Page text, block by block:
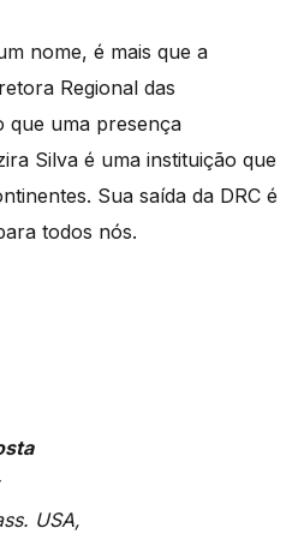
nome, é mais que a
Regional das
que uma presença
Silva é uma instituição que
Sua saída da DRC é
todos nós.
USA,